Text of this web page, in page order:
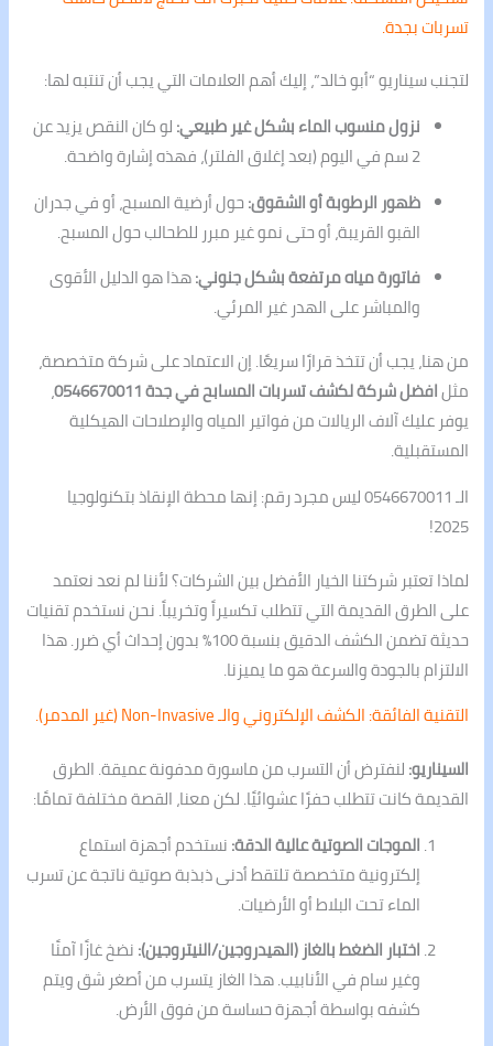
تسربات بجدة.
لتجنب سيناريو “أبو خالد”، إليك أهم العلامات التي يجب أن تنتبه لها:
نزول منسوب الماء بشكل غير طبيعي:لو كان النقص يزيد عن
2 سم في اليوم (بعد إغلاق الفلتر)، فهذه إشارة واضحة.
ظهور الرطوبة أو الشقوق:حول أرضية المسبح، أو في جدران
القبو القريبة، أو حتى نمو غير مبرر للطحالب حول المسبح.
فاتورة مياه مرتفعة بشكل جنوني:هذا هو الدليل الأقوى
والمباشر على الهدر غير المرئي.
من هنا، يجب أن تتخذ قرارًا سريعًا. إن الاعتماد على شركة متخصصة،
مثلافضل شركة لكشف تسربات المسابح في جدة 0546670011
،
يوفر عليك آلاف الريالات من فواتير المياه والإصلاحات الهيكلية
المستقبلية.
الـ 0546670011 ليس مجرد رقم: إنها محطة الإنقاذ بتكنولوجيا
2025!
لماذا تعتبر شركتنا الخيار الأفضل بين الشركات؟ لأننا لم نعد نعتمد
على الطرق القديمة التي تتطلب تكسيراً وتخريباً. نحن نستخدم تقنيات
حديثة تضمن الكشف الدقيق بنسبة 100% بدون إحداث أي ضرر. هذا
الالتزام بالجودة والسرعة هو ما يميزنا.
التقنية الفائقة: الكشف الإلكتروني والـ Non-Invasive (غير المدمر).
السيناريو:لنفترض أن التسرب من ماسورة مدفونة عميقة. الطرق
القديمة كانت تتطلب حفرًا عشوائيًا. لكن معنا، القصة مختلفة تمامًا:
الموجات الصوتية عالية الدقة:نستخدم أجهزة استماع
إلكترونية متخصصة تلتقط أدنى ذبذبة صوتية ناتجة عن تسرب
الماء تحت البلاط أو الأرضيات.
اختبار الضغط بالغاز (الهيدروجين/النيتروجين):نضخ غازًا آمنًا
وغير سام في الأنابيب. هذا الغاز يتسرب من أصغر شق ويتم
كشفه بواسطة أجهزة حساسة من فوق الأرض.